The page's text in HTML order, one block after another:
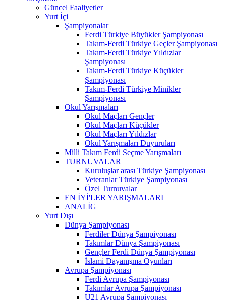
Güncel Faaliyetler
Yurt İçi
Şampiyonalar
Ferdi Türkiye Büyükler Şampiyonası
Takım-Ferdi Türkiye Geçler Şampiyonası
Takım-Ferdi Türkiye Yıldızlar
Şampiyonası
Takım-Ferdi Türkiye Küçükler
Şampiyonası
Takım-Ferdi Türkiye Minikler
Şampiyonası
Okul Yarışmaları
Okul Maçları Gençler
Okul Maçları Küçükler
Okul Maçları Yıldızlar
Okul Yarışmaları Duyuruları
Milli Takım Ferdi Seçme Yarışmaları
TURNUVALAR
Kuruluşlar arası Türkiye Şampiyonası
Veteranlar Türkiye Şampiyonası
Özel Turnuvalar
EN İYİ'LER YARIŞMALARI
ANALİG
Yurt Dışı
Dünya Şampiyonası
Ferdiler Dünya Şampiyonası
Takımlar Dünya Şampiyonası
Gençler Ferdi Dünya Şampiyonası
İslami Dayanışma Oyunları
Avrupa Şampiyonası
Ferdi Avrupa Şampiyonası
Takımlar Avrupa Şampiyonası
U21 Avrupa Şampiyonası